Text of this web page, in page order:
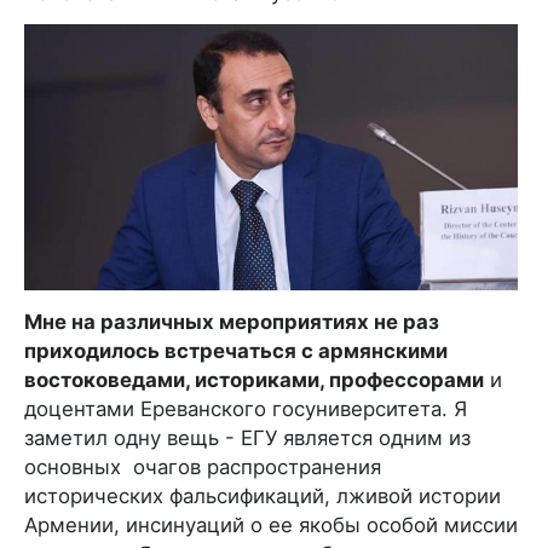
Мне на различных мероприятиях не раз
приходилось встречаться с армянскими
востоковедами, историками, профессорами и
доцентами Ереванского госуниверситета. Я
заметил одну вещь - ЕГУ является одним из
основных очагов распространения
исторических фальсификаций, лживой истории
Армении, инсинуаций о ее якобы особой миссии